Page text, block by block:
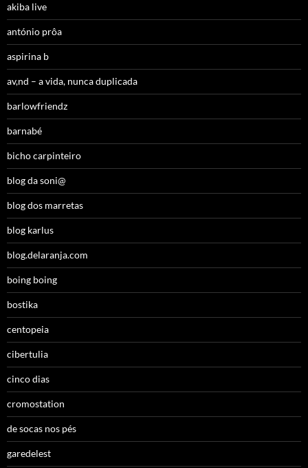
akiba live
antónio prôa
aspirina b
av,nd – a vida, nunca duplicada
barlowfriendz
barnabé
bicho carpinteiro
blog da soni@
blog dos marretas
blog karlus
blog.delaranja.com
boing boing
bostika
centopeia
cibertulia
cinco dias
cromostation
de socas nos pés
garedelest